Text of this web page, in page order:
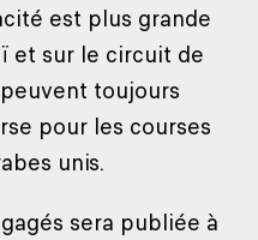
est plus grande
et sur le circuit de
toujours
pour les courses
unis.
sera publiée à